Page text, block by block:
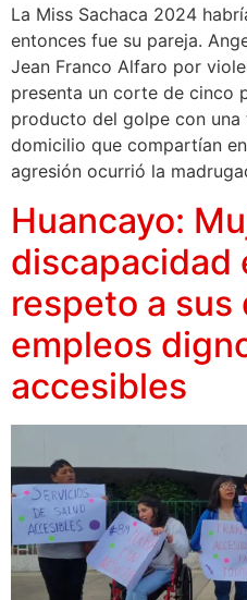
La Miss Sachaca 2024
entonces fue su pareja.
Jean Franco Alfaro por
presenta un corte de cinco
producto del golpe con una
domicilio que compartían
agresión ocurrió la
Huancayo:
discapacidad
respeto a sus
empleos
accesibles